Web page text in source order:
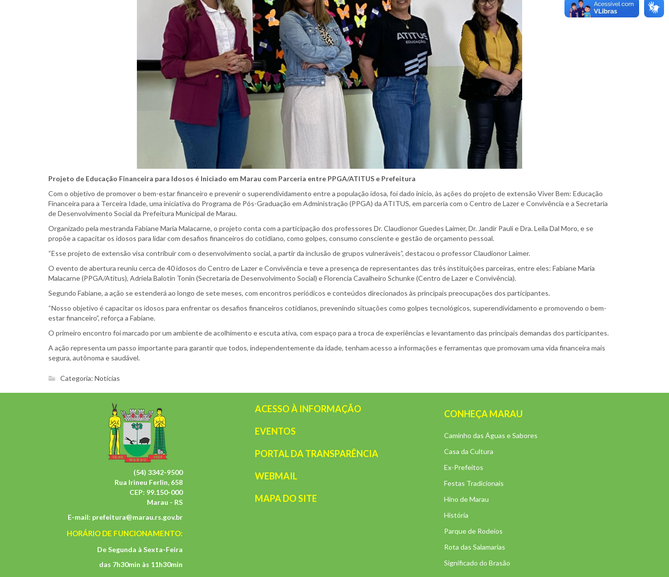
Projeto de Educação Financeira para Idosos é Iniciado em Marau com Parceria entre PPGA/ATITUS e Prefeitura
Com o objetivo de promover o bem-estar financeiro e prevenir o superendividamento entre a população idosa, foi dado início, às ações do projeto de extensão Viver Bem: Educação
Financeira para a Terceira Idade, uma iniciativa do Programa de Pós-Graduação em Administração (PPGA) da ATITUS, em parceria com o Centro de Lazer e Convivência e a Secretaria
de Desenvolvimento Social da Prefeitura Municipal de Marau.
Organizado pela mestranda Fabiane Maria Malacarne, o projeto conta com a participação dos professores Dr. Claudionor Guedes Laimer, Dr. Jandir Pauli e Dra. Leila Dal Moro, e se
propõe a capacitar os idosos para lidar com desafios financeiros do cotidiano, como golpes, consumo consciente e gestão de orçamento pessoal.
“Esse projeto de extensão visa contribuir com o desenvolvimento social, a partir da inclusão de grupos vulneráveis”, destacou o professor Claudionor Laimer.
O evento de abertura reuniu cerca de 40 idosos do Centro de Lazer e Convivência e teve a presença de representantes das três instituições parceiras, entre eles: Fabiane Maria
Malacarne (PPGA/Atitus), Adriela Balotin Tonin (Secretaria de Desenvolvimento Social) e Florencia Cavalheiro Schunke (Centro de Lazer e Convivência).
Segundo Fabiane, a ação se estenderá ao longo de sete meses, com encontros periódicos e conteúdos direcionados às principais preocupações dos participantes.
“Nosso objetivo é capacitar os idosos para enfrentar os desafios financeiros cotidianos, prevenindo situações como golpes tecnológicos, superendividamento e promovendo o bem-
estar financeiro”, reforça a Fabiane.
O primeiro encontro foi marcado por um ambiente de acolhimento e escuta ativa, com espaço para a troca de experiências e levantamento das principais demandas dos participantes.
A ação representa um passo importante para garantir que todos, independentemente da idade, tenham acesso a informações e ferramentas que promovam uma vida financeira mais
segura, autônoma e saudável.
Categoria: Notícias
(54) 3342-9500
Rua Irineu Ferlin, 658
CEP: 99.150-000
Marau - RS
E-mail: prefeitura@marau.rs.gov.br
HORÁRIO DE FUNCIONAMENTO:
De Segunda à Sexta-Feira
das 7h30min às 11h30min
ACESSO À INFORMAÇÃO
EVENTOS
PORTAL DA TRANSPARÊNCIA
WEBMAIL
MAPA DO SITE
CONHEÇA MARAU
Caminho das Águas e Sabores
Casa da Cultura
Ex-Prefeitos
Festas Tradicionais
Hino de Marau
História
Parque de Rodeios
Rota das Salamarias
Significado do Brasão